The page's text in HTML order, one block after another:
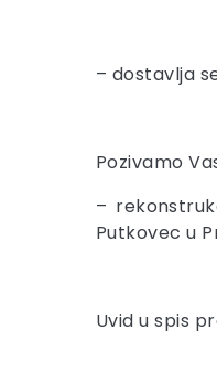
– dostavlja
Pozivamo
–
Putkovec u
Uvid u spis